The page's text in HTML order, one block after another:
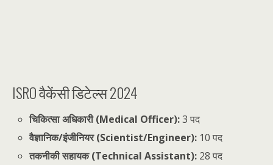
ISRO वैकेंसी डिटेल्स 2024
चिकित्सा अधिकारी (Medical Officer):3 पद
वैज्ञानिक/इंजीनियर (Scientist/Engineer): 10 पद
तकनीकी सहायक (Technical Assistant): 28 पद